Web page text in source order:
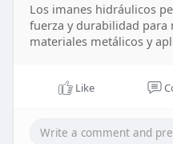
Los imanes hidráulicos
fuerza y durabilidad para
materiales metálicos y
Like